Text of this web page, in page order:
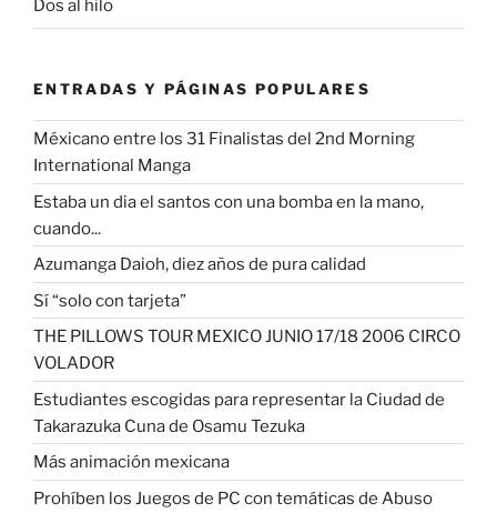
Dos al hilo
ENTRADAS Y PÁGINAS POPULARES
Méxicano entre los 31 Finalistas del 2nd Morning
International Manga
Estaba un dia el santos con una bomba en la mano,
cuando...
Azumanga Daioh, diez años de pura calidad
Sí “solo con tarjeta”
THE PILLOWS TOUR MEXICO JUNIO 17/18 2006 CIRCO
VOLADOR
Estudiantes escogidas para representar la Ciudad de
Takarazuka Cuna de Osamu Tezuka
Más animación mexicana
Prohíben los Juegos de PC con temáticas de Abuso